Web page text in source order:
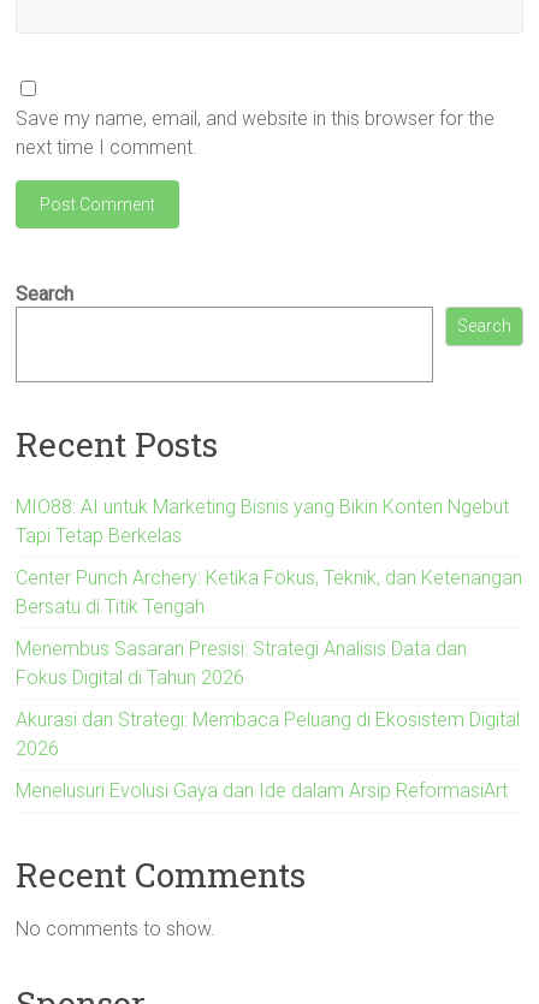
Save my name, email, and website in this browser for the
next time I comment.
Search
Search
Recent Posts
MIO88: AI untuk Marketing Bisnis yang Bikin Konten Ngebut
Tapi Tetap Berkelas
Center Punch Archery: Ketika Fokus, Teknik, dan Ketenangan
Bersatu di Titik Tengah
Menembus Sasaran Presisi: Strategi Analisis Data dan
Fokus Digital di Tahun 2026
Akurasi dan Strategi: Membaca Peluang di Ekosistem Digital
2026
Menelusuri Evolusi Gaya dan Ide dalam Arsip ReformasiArt
Recent Comments
No comments to show.